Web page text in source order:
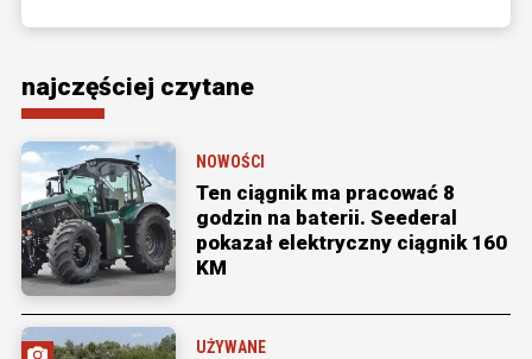
najczęściej czytane
NOWOŚCI
Ten ciągnik ma pracować 8
godzin na baterii. Seederal
pokazał elektryczny ciągnik 160
KM
UŻYWANE